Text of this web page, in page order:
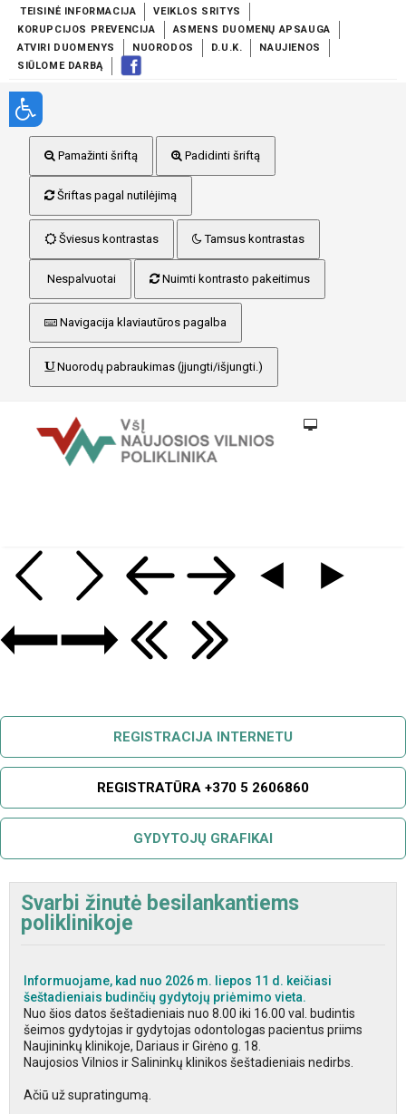
TEISINĖ INFORMACIJA
VEIKLOS SRITYS
KORUPCIJOS PREVENCIJA
ASMENS DUOMENŲ APSAUGA
ATVIRI DUOMENYS
NUORODOS D.U.K.
NAUJIENOS
SIŪLOME DARBĄ
Pamažinti šriftą Padidinti šriftą
Šriftas pagal nutilėjimą
Šviesus kontrastas Tamsus kontrastas
Nespalvuotai Nuimti kontrasto pakeitimus
Navigacija klaviautūros pagalba
Nuorodų pabraukimas (įjungti/išjungti.)
REGISTRACIJA INTERNETU
REGISTRATŪRA +370 5 2606860
GYDYTOJŲ GRAFIKAI
Svarbi žinutė besilankantiems
poliklinikoje
Informuojame, kad nuo 2026 m. liepos 11 d. keičiasi
šeštadieniais budinčių gydytojų priėmimo vieta.
Nuo šios datos šeštadieniais nuo 8.00 iki 16.00 val. budintis
šeimos gydytojas ir gydytojas odontologas pacientus priims
Naujininkų klinikoje, Dariaus ir Girėno g. 18.
Naujosios Vilnios ir Salininkų klinikos šeštadieniais nedirbs.
Ačiū už supratingumą.